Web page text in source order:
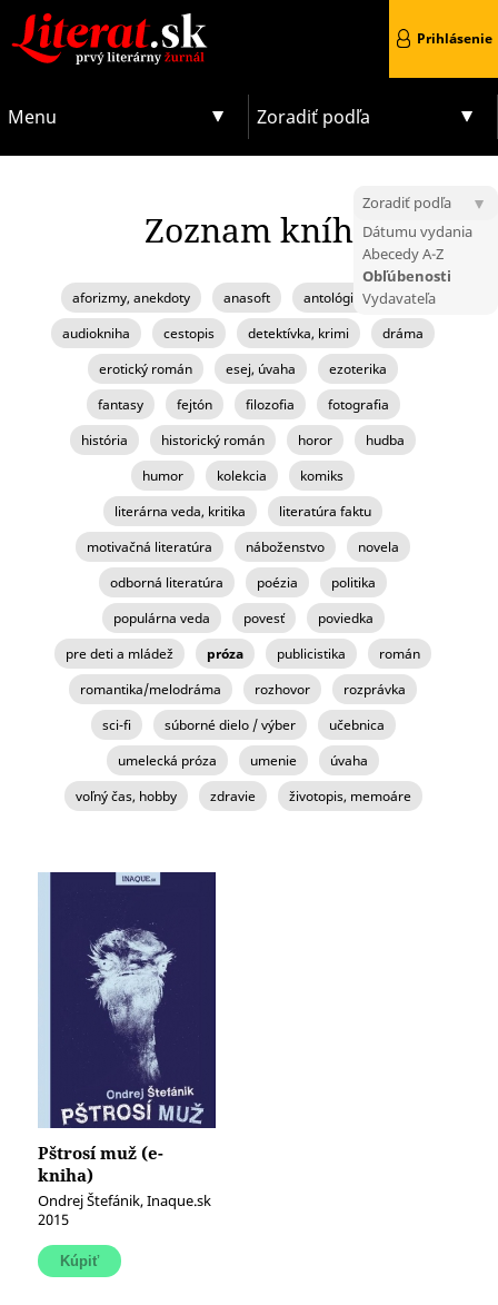
Menu Zoradiť podľa
Prihlásenie
Zoznam kníh
aforizmy, anekdoty anasoft
antológia, zborník
audiokniha
cestopis detektívka, krimi
dráma
erotický román
esej, úvaha
ezoterika
fantasy
fejtón filozofia
fotografia
história
historický román horor
hudba
humor
kolekcia
komiks
literárna veda, kritika
literatúra faktu
motivačná literatúra
náboženstvo
novela
odborná literatúra
poézia
politika
populárna veda
povesť
poviedka
pre deti a mládež
próza publicistika
román
romantika/melodráma
rozhovor
rozprávka
sci-fi
súborné dielo / výber
učebnica
umelecká próza
umenie
úvaha
voľný čas, hobby
zdravie životopis, memoáre
Zoradiť podľa
Dátumu vydania
Abecedy A-Z
Obľúbenosti
Vydavateľa
Pštrosí muž (e-
kniha)
Ondrej Štefánik, Inaque.sk
2015
STRÁNKY